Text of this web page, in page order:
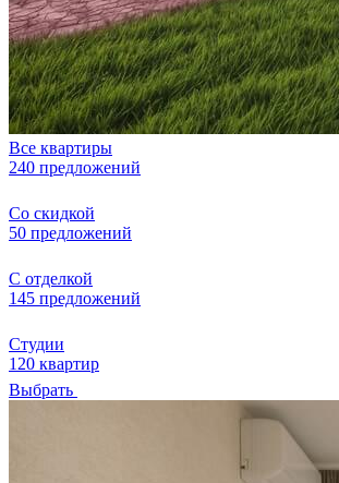
Все квартиры
240 предложений
Со скидкой
50 предложений
С отделкой
145 предложений
Студии
120 квартир
Выбрать